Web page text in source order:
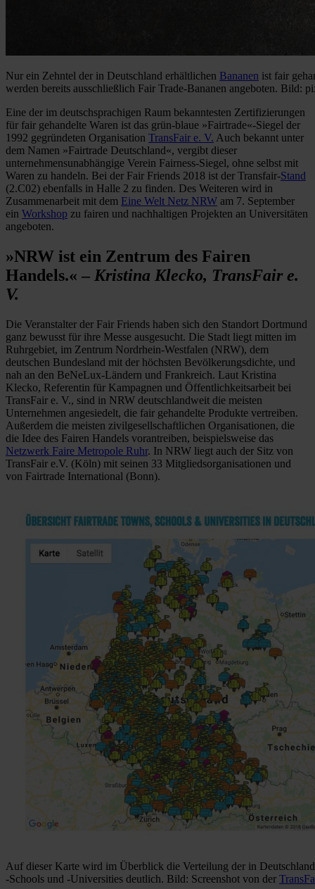
Nur ein Zehntel der in Deutschland erhältlichen Bananen ist fair
werden bereits ausschließlich Fair Trade-Bananen angeboten. Bild:
Eine der im deutschsprachigen Raum bekanntesten Zertifizierungen
für fair gehandelte Waren ist das grün-blaue »Fairtrade«-Siegel der
1992 gegründeten Organisation TransFair e. V. Auch bekannt unter
dem Namen »Fairtrade Deutschland«, vergibt dieser
unternehmensunabhängige Verein Fairness-Siegel, ohne selbst mit
Waren zu handeln. Bei der Fair Friends 2018 ist der Transfair-Stand
(2.C02) ebenfalls in Halle 2 zu finden. Des Weiteren wird in
Zusammenarbeit mit dem Eine Welt Netz NRW am 7. September
ein Workshop zu fairen und nachhaltigen Projekten an Universitäten
angeboten.
»NRW ist ein Zentrum des Fairen
Handels.« – Kristina Klecko, TransFair e.
V.
Die Veranstalter der Fair Friends haben sich den Standort Dortmund
ganz bewusst für ihre Messe ausgesucht. Die Stadt liegt mitten im
Ruhrgebiet, im Zentrum Nordrhein-Westfalen (NRW), dem
deutschen Bundesland mit der höchsten Bevölkerungsdichte, und
nah an den BeNeLux-Ländern und Frankreich. Laut Kristina
Klecko, Referentin für Kampagnen und Öffentlichkeitsarbeit bei
TransFair e. V., sind in NRW deutschlandweit die meisten
Unternehmen angesiedelt, die fair gehandelte Produkte vertreiben.
Außerdem die meisten zivilgesellschaftlichen Organisationen, die
die Idee des Fairen Handels vorantreiben, beispielsweise das
Netzwerk Faire Metropole Ruhr. In NRW liegt auch der Sitz von
TransFair e.V. (Köln) mit seinen 33 Mitgliedsorganisationen und
von Fairtrade International (Bonn).
Auf dieser Karte wird im Überblick die Verteilung der in
-Schools und -Universities deutlich. Bild: Screenshot von der